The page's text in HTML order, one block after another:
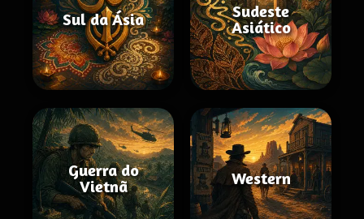
Sul da Ásia
Sudeste
Asiático
Guerra do
Vietnã
Western